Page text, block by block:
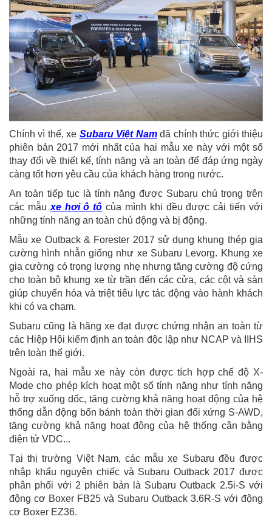
Chính vì thế, xe Subaru Việt Namđã chính thức giới thiệu
phiên bản 2017 mới nhất của hai mẫu xe này với một số
thay đổi về thiết kế, tính năng và an toàn để đáp ứng ngày
càng tốt hơn yêu cầu của khách hàng trong nước.
An toàn tiếp tục là tính năng được Subaru chú trọng trên
các mẫu xe hơi ô tô của mình khi đều được cải tiến với
những tính năng an toàn chủ động và bị động.
Mẫu xe Outback & Forester 2017 sử dụng khung thép gia
cường hình nhẫn giống như xe Subaru Levorg. Khung xe
gia cường có trọng lượng nhẹ nhưng tăng cường độ cứng
cho toàn bộ khung xe từ trần đến các cửa, các cột và sàn
giúp chuyển hóa và triệt tiêu lực tác động vào hành khách
khi có va chạm.
Subaru cũng là hãng xe đạt được chứng nhận an toàn từ
các Hiệp Hội kiểm định an toàn độc lập như NCAP và IIHS
trên toàn thế giới.
Ngoài ra, hai mẫu xe này còn được tích hợp chế độ X-
Mode cho phép kích hoạt một số tính năng như tính năng
hỗ trợ xuống dốc, tăng cường khả năng hoạt động của hệ
thống dẫn động bốn bánh toàn thời gian đối xứng S-AWD,
tăng cường khả năng hoạt động của hệ thống cân bằng
điện tử VDC...
Tại thị trường Việt Nam, các mẫu xe Subaru đều được
nhập khẩu nguyên chiếc và Subaru Outback 2017 được
phân phối với 2 phiên bản là Subaru Outback 2.5i-S với
động cơ Boxer FB25 và Subaru Outback 3.6R-S với động
cơ Boxer EZ36.